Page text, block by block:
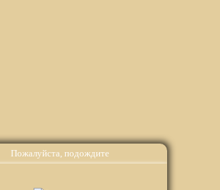
Пожалуйста, подождите